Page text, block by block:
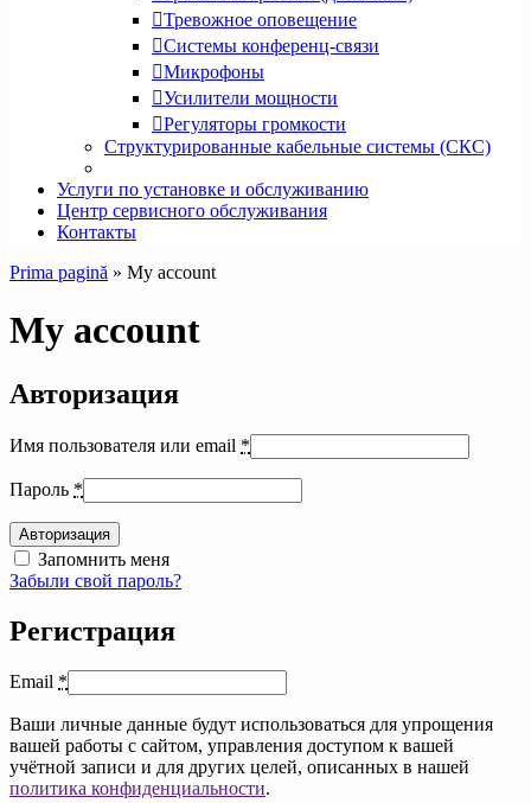
Тревожное оповещение
Системы конференц-связи
Микрофоны
Усилители мощности
Регуляторы громкости
Структурированные кабельные системы (СКС)
Услуги по установке и обслуживанию
Центр сервисного обслуживания
Контакты
Prima pagină » My account
My account
Авторизация
Имя пользователя или email *
Пароль *
Авторизация
Запомнить меня
Забыли свой пароль?
Регистрация
Email *
Ваши личные данные будут использоваться для упрощения
вашей работы с сайтом, управления доступом к вашей
учётной записи и для других целей, описанных в нашей
политика конфиденциальности.